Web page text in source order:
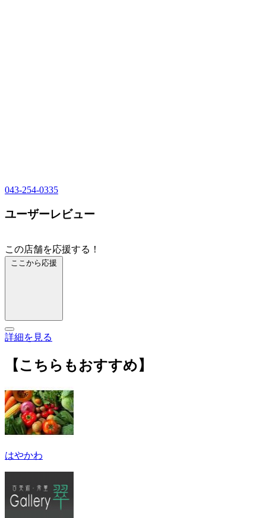
043-254-0335
ユーザーレビュー
この店舗を応援する！
ここから応援
詳細を見る
【こちらもおすすめ】
はやかわ